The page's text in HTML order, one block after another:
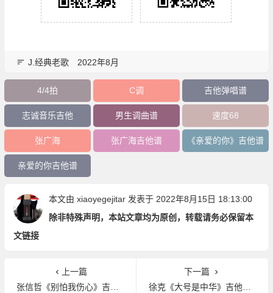
J.经典老歌 2022年8月
4/4拍 C调 吉他弹唱谱
志诚音乐吉他 男生调曲谱 速度68
张广海 张广海吉他谱 《亲爱的你》吉他谱
亲爱的你吉他谱
本文由 xiaoyegejitar发表于 2022年8月15日 18:13:00
除非特殊声明，本站文章均为原创，转载请务必保留本
文链接
上一篇
张信哲《别怕我伤心》吉他谱C调吉他弹唱谱
下一篇
徐克《大号是中华》吉他谱C调吉他弹唱谱